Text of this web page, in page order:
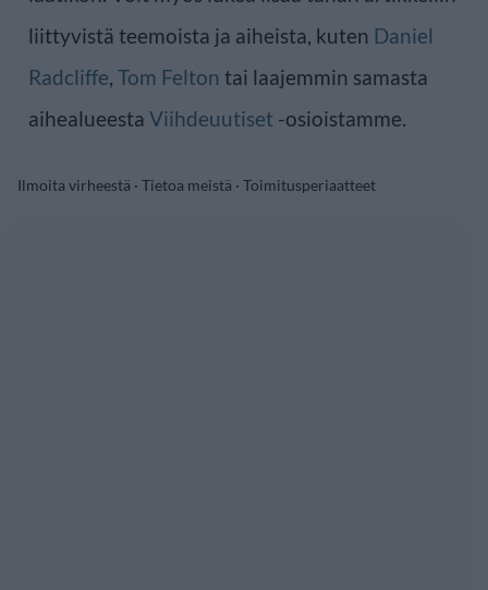
liittyvistä teemoista ja aiheista, kuten Daniel
Radcliffe, Tom Felton tai laajemmin samasta
aihealueesta Viihdeuutiset -osioistamme.
Ilmoita virheestä · Tietoa meistä · Toimitusperiaatteet